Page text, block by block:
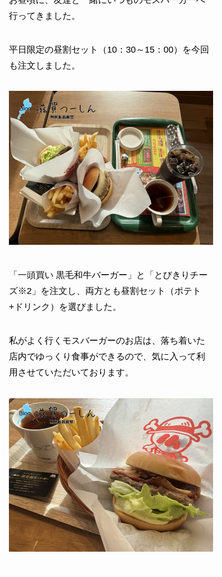
行ってきました。
平日限定の昼割セット（10：30～15：00）を今回
も注文しました。
「一頭買い 黒毛和牛バーガー」と「とびきりチー
ズ※2」を注文し、両方とも昼割セット（ポテト
+ドリンク）を選びました。
私がよく行くモスバーガーのお店は、落ち着いた
店内でゆっくり食事ができるので、気に入って利
用させていただいております。